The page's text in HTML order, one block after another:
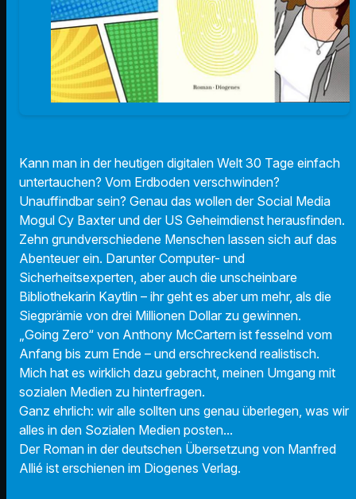
Kann man in der heutigen digitalen Welt 30 Tage einfach
untertauchen? Vom Erdboden verschwinden?
Unauffindbar sein? Genau das wollen der Social Media
Mogul Cy Baxter und der US Geheimdienst herausfinden.
Zehn grundverschiedene Menschen lassen sich auf das
Abenteuer ein. Darunter Computer- und
Sicherheitsexperten, aber auch die unscheinbare
Bibliothekarin Kaytlin – ihr geht es aber um mehr, als die
Siegprämie von drei Millionen Dollar zu gewinnen.
„Going Zero“ von Anthony McCartern ist fesselnd vom
Anfang bis zum Ende – und erschreckend realistisch.
Mich hat es wirklich dazu gebracht, meinen Umgang mit
sozialen Medien zu hinterfragen.
Ganz ehrlich: wir alle sollten uns genau überlegen, was wir
alles in den Sozialen Medien posten...
Der Roman in der deutschen Übersetzung von Manfred
Allié ist erschienen im Diogenes Verlag.